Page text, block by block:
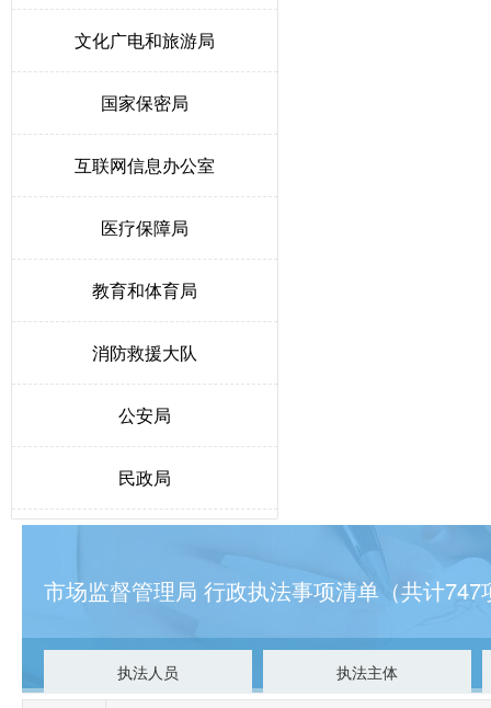
文化广电和旅游局
国家保密局
互联网信息办公室
医疗保障局
教育和体育局
消防救援大队
公安局
民政局
生态环境局博野分局
自然资源和规划局
市场监督管理局 行政执法事项清单（共计747
执法人员 执法主体